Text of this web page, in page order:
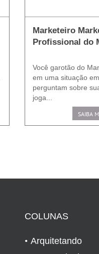
Marketeiro
Profissional do
Você garotão do
em uma situação
perguntam sobre
joga...
SAIBA
COLUNAS
Arquitetando